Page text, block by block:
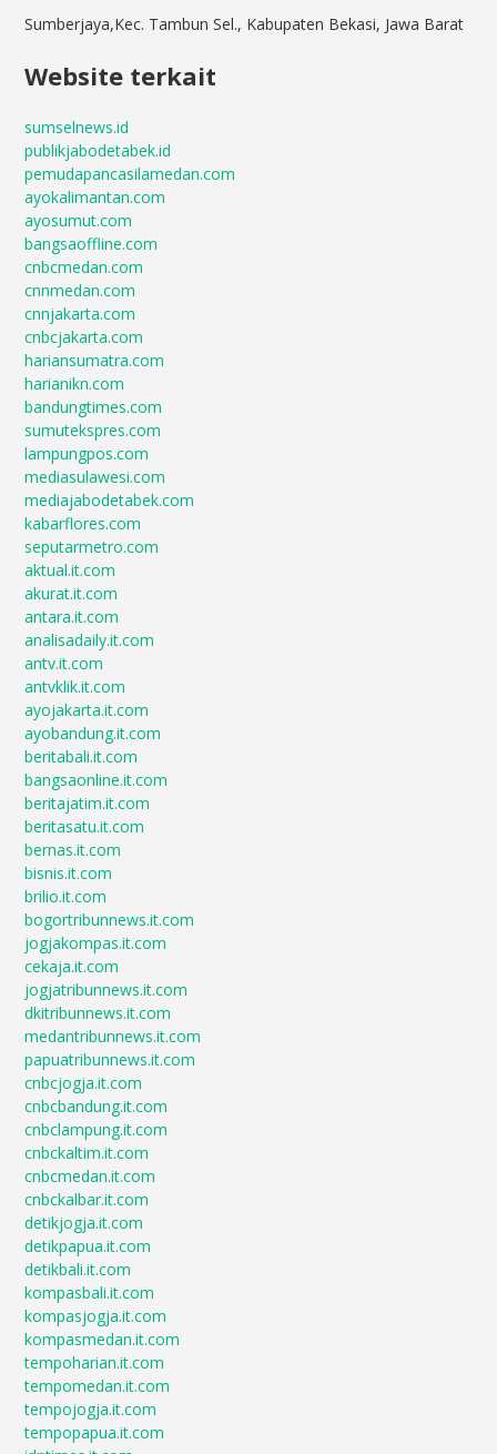
Sumberjaya,Kec. Tambun Sel., Kabupaten Bekasi, Jawa Barat
Website terkait
sumselnews.id
publikjabodetabek.id
pemudapancasilamedan.com
ayokalimantan.com
ayosumut.com
bangsaoffline.com
cnbcmedan.com
cnnmedan.com
cnnjakarta.com
cnbcjakarta.com
hariansumatra.com
harianikn.com
bandungtimes.com
sumutekspres.com
lampungpos.com
mediasulawesi.com
mediajabodetabek.com
kabarflores.com
seputarmetro.com
aktual.it.com
akurat.it.com
antara.it.com
analisadaily.it.com
antv.it.com
antvklik.it.com
ayojakarta.it.com
ayobandung.it.com
beritabali.it.com
bangsaonline.it.com
beritajatim.it.com
beritasatu.it.com
bernas.it.com
bisnis.it.com
brilio.it.com
bogortribunnews.it.com
jogjakompas.it.com
cekaja.it.com
jogjatribunnews.it.com
dkitribunnews.it.com
medantribunnews.it.com
papuatribunnews.it.com
cnbcjogja.it.com
cnbcbandung.it.com
cnbclampung.it.com
cnbckaltim.it.com
cnbcmedan.it.com
cnbckalbar.it.com
detikjogja.it.com
detikpapua.it.com
detikbali.it.com
kompasbali.it.com
kompasjogja.it.com
kompasmedan.it.com
tempoharian.it.com
tempomedan.it.com
tempojogja.it.com
tempopapua.it.com